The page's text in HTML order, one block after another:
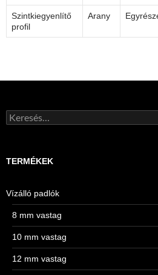
Szintkiegyenlítő
profil
Arany
Keresés:
TERMÉKEK
Vízálló padlók
8 mm vastag
10 mm vastag
12 mm vastag